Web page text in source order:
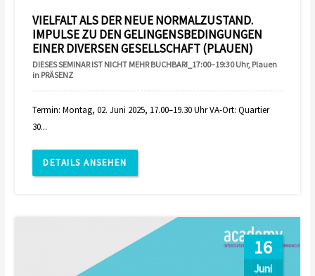
VIELFALT ALS DER NEUE NORMALZUSTAND.
IMPULSE ZU DEN GELINGENSBEDINGUNGEN
EINER DIVERSEN GESELLSCHAFT (PLAUEN)
DIESES SEMINAR IST NICHT MEHR BUCHBAR!_17:00–19:30 Uhr, Plauen
in PRÄSENZ
Termin: Montag, 02. Juni 2025, 17.00–19.30 Uhr VA-Ort: Quartier
30...
DETAILS ANSEHEN
16
Juni